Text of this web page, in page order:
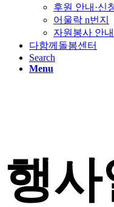
후원 안내·신
어울락 n번지
자원봉사 안내
다함께돌봄센터
Search
Menu
행사